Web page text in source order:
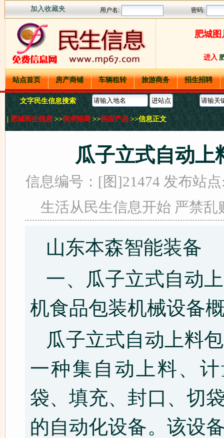
加入收藏夹
肥城图
进入
站点首页 房产商铺 车辆租转 旅游商务 招生招聘
文字民生信息搜索
| 肥城民生信息>>供求招商>>供应产品>>信息正文
瓜子立式自动上
信息编号：[图]21474 发布站
生活从民生信息开始 严禁
山东本森智能装备
一、瓜子立式自动
机食品包装机械设备
瓜子立式自动上料
一种集自动上料、
袋、填充、封口、切
的自动化设备。该设